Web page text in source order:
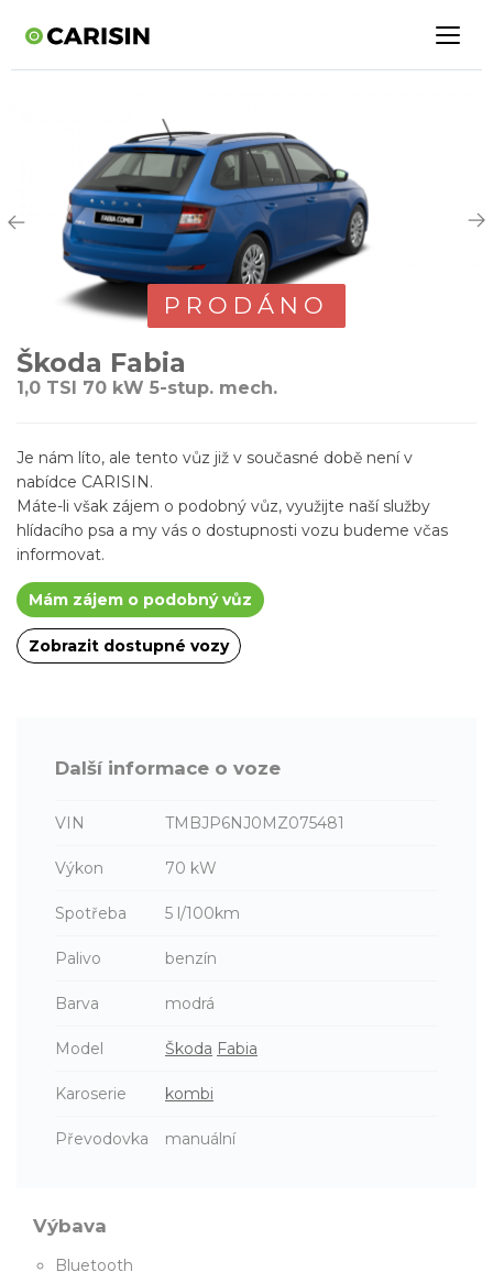
PRODÁNO
Škoda Fabia
1,0 TSI 70 kW 5-stup. mech.
Je nám líto, ale tento vůz již v současné době není v
nabídce CARISIN.
Máte-li však zájem o podobný vůz, využijte naší služby
hlídacího psa a my vás o dostupnosti vozu budeme včas
informovat.
Mám zájem o podobný vůz
Zobrazit dostupné vozy
Další informace o voze
VIN TMBJP6NJ0MZ075481
Výkon 70 kW
Spotřeba 5 l/100km
Palivo benzín
Barva modrá
Model Škoda Fabia
Karoserie kombi
Převodovka manuální
Výbava
Bluetooth